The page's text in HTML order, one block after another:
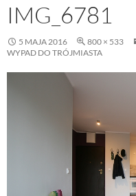
IMG_6781
5 MAJA 2016 800 × 533
WYPAD DO TRÓJMIASTA